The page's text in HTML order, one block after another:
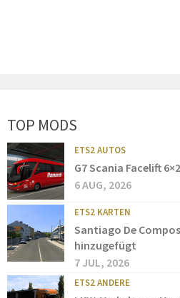
TOP MODS
ETS2 AUTOS
G7 Scania Facelift
6 AUG, 2026
ETS2 KARTEN
Santiago De
hinzugefügt
7 JUL, 2026
ETS2 ANDERE